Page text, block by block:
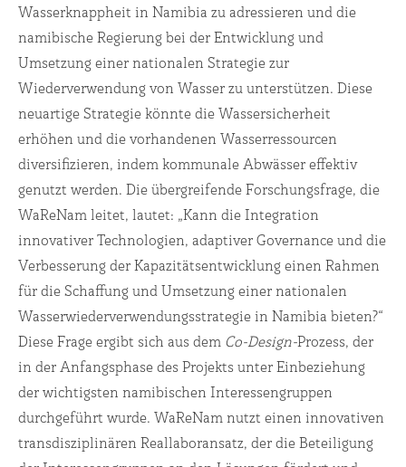
Wasserknappheit in Namibia zu adressieren und die
namibische Regierung bei der Entwicklung und
Umsetzung einer nationalen Strategie zur
Wiederverwendung von Wasser zu unterstützen. Diese
neuartige Strategie könnte die Wassersicherheit
erhöhen und die vorhandenen Wasserressourcen
diversifizieren, indem kommunale Abwässer effektiv
genutzt werden. Die übergreifende Forschungsfrage, die
WaReNam leitet, lautet: „Kann die Integration
innovativer Technologien, adaptiver Governance und die
Verbesserung der Kapazitätsentwicklung einen Rahmen
für die Schaffung und Umsetzung einer nationalen
Wasserwiederverwendungsstrategie in Namibia bieten?“
Diese Frage ergibt sich aus dem Co-Design-Prozess, der
in der Anfangsphase des Projekts unter Einbeziehung
der wichtigsten namibischen Interessengruppen
durchgeführt wurde. WaReNam nutzt einen innovativen
transdisziplinären Reallaboransatz, der die Beteiligung